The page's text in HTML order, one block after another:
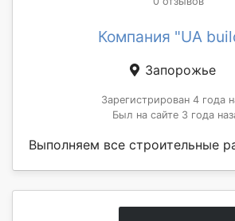
Компания "UA
Запорожье
Зарегистрирован 4 года
Был на сайте 3 года
Выполняем все строительные